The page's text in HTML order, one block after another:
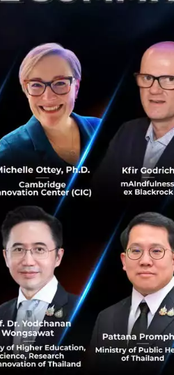
เกิดขึ้นในประเทศไทยมากขึ้น ซึ่ง
ำเร็จต่อเนื่องมาหลายปี หนึ่งใน
Chulakasem
canopy Startup
with Nest to draw
its Global FinTech
Bank Public Company
its partner Nest, a global
entrepreneurs, have
Team
Thailand